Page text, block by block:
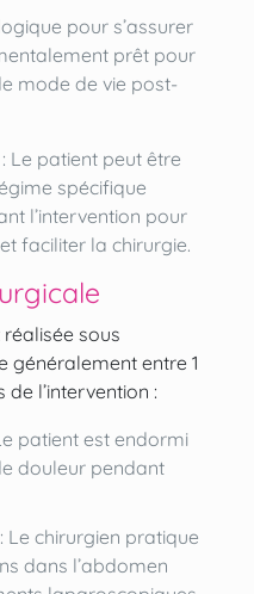
pour s’assurer
prêt pour
mode de vie post-
Le patient peut être
spécifique
l’intervention pour
faciliter la chirurgie.
sous
généralement entre 1
l’intervention :
patient est endormi
douleur pendant
Le chirurgien pratique
dans l’abdomen